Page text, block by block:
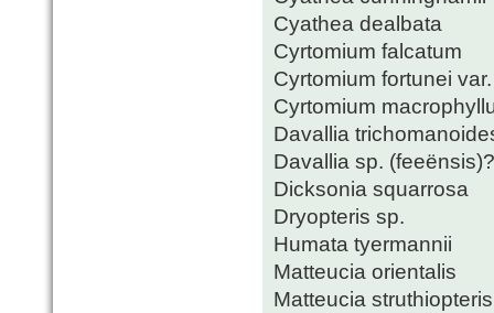
Cyathea dealbata
Cyrtomium falcatum
Cyrtomium fortunei
Cyrtomium
Davallia
Davallia sp. (feeënsis)?
Dicksonia squarrosa
Dryopteris sp.
Humata tyermannii
Matteucia orientalis
Matteucia struthiopteris